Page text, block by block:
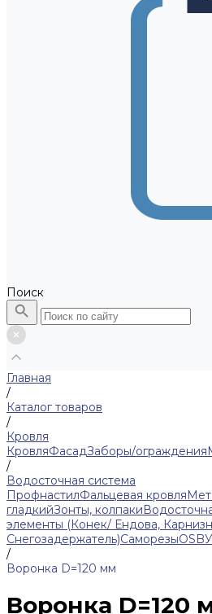
Поиск
Главная
/
Каталог товаров
/
Кровля
КровляФасадЗаборы/ограждения
/
Водосточная система
ПрофнастилФальцевая кровля
гладкийЗонты, колпаки
элементы (Конек/ Ендова,
Снегозадержатель)СаморезыОSB
/
Воронка D=120 мм
Воронка D=120